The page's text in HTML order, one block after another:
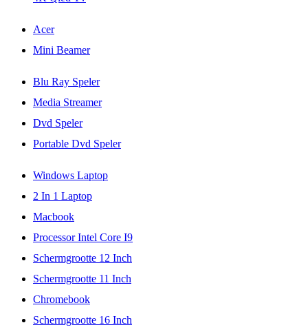
Acer
Mini Beamer
Blu Ray Speler
Media Streamer
Dvd Speler
Portable Dvd Speler
Windows Laptop
2 In 1 Laptop
Macbook
Processor Intel Core I9
Schermgrootte 12 Inch
Schermgrootte 11 Inch
Chromebook
Schermgrootte 16 Inch